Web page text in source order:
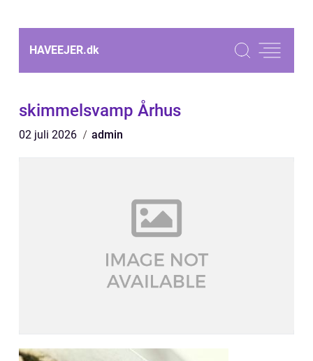
HAVEEJER.dk
skimmelsvamp Århus
02 juli 2026 admin